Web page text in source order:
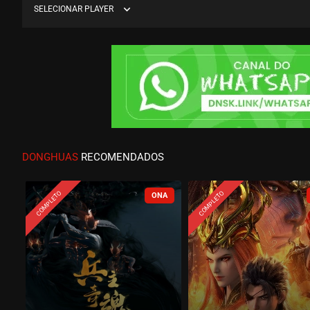
SELECIONAR PLAYER expand_more
DONGHUAS RECOMENDADOS
COMPLETO COMPLETO